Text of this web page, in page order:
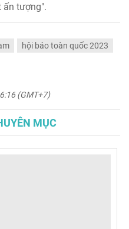
ấn tượng".
hội báo toàn quốc 2023
(GMT+7)
MỤC